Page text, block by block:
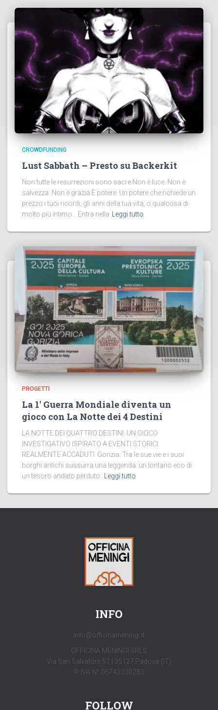
CROWDFUNDING
Lust Sabbath – Presto su Backerkit
Non tutte le resurrezioni sono sacre.Non è luce. Non è
salvezza. Non è grazia.È potere. Un potere che richiede un
prezzo:i tuoi ricordi, gli anni della tua vita, o qualcosa di
molto più intimo… Entra nella Leggi tutto
PROGETTI
La 1′ Guerra Mondiale diventa un
gioco con La Notte dei 4 Destini
LA NOTTE DEI QUATTRO DESTINI: UN GIOCO
INVESTIGATIVO ISPIRATO A EVENTI STORICI
REALMENTE ACCADUTI. Gorizia. Tra le sue vie e i suoi
borghi antichi sussurra una leggenda: un lontano eco di
un tesoro andato perduto.
Leggi tutto
INFO
info@officinameningi.it
OFFICINA MENINGI SRLS
Via San Salvatore 51 | 35127 Padova (IT)
P. IVA N° 05743330283
FOLLOW